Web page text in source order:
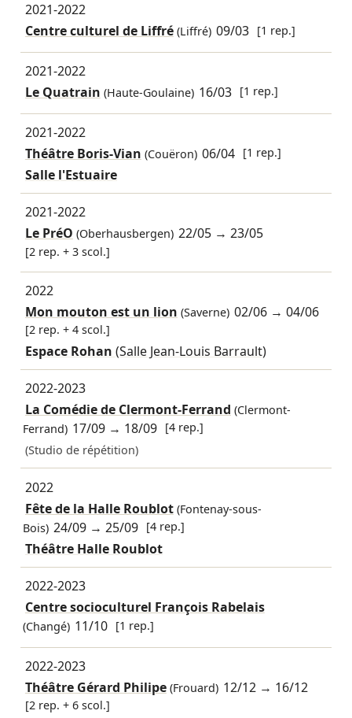
2021-2022
Centre culturel de Liffré(Liffré) 09/03 [1 rep.]
2021-2022
Le Quatrain (Haute-Goulaine) 16/03 [1 rep.]
2021-2022
Théâtre Boris-Vian (Couëron) 06/04 [1 rep.]
Salle l'Estuaire
2021-2022
Le PréO (Oberhausbergen) 22/05 →23/05
[2 rep. + 3 scol.]
2022
Mon mouton est un lion (Saverne) 02/06 →04/06
[2 rep. + 4 scol.]
Espace Rohan (Salle Jean-Louis Barrault)
2022-2023
La Comédie de Clermont-Ferrand (Clermont-
Ferrand) 17/09 → 18/09 [4 rep.]
(Studio de répétition)
2022
Fête de la Halle Roublot(Fontenay-sous-
Bois) 24/09 →25/09 [4 rep.]
Théâtre Halle Roublot
2022-2023
Centre socioculturel François Rabelais
(Changé) 11/10 [1 rep.]
2022-2023
Théâtre Gérard Philipe(Frouard) 12/12 → 16/12
[2 rep. + 6 scol.]